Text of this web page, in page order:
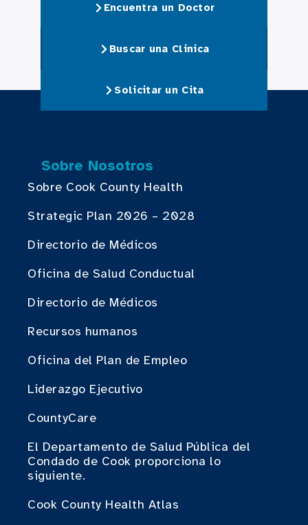
Encuentra un Doctor
Buscar una Clinica
Solicitar un Cita
Sobre Nosotros
Sobre Cook County Health
Strategic Plan 2026 – 2028
Directorio de Médicos
Oficina de Salud Conductual
Directorio de Médicos
Recursos humanos
Oficina del Plan de Empleo
Liderazgo Ejecutivo
CountyCare
El Departamento de Salud Pública del
Condado de Cook proporciona lo
siguiente.
Cook County Health Atlas